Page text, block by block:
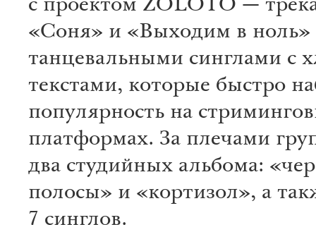
с проектом ZOLOTO —
«Соня» и «Выходим в
танцевальными синглами с
текстами, которые быстро
популярность на
платформах. За плечами
два студийных альбома:
полосы» и «кортизол», а
7 синглов.